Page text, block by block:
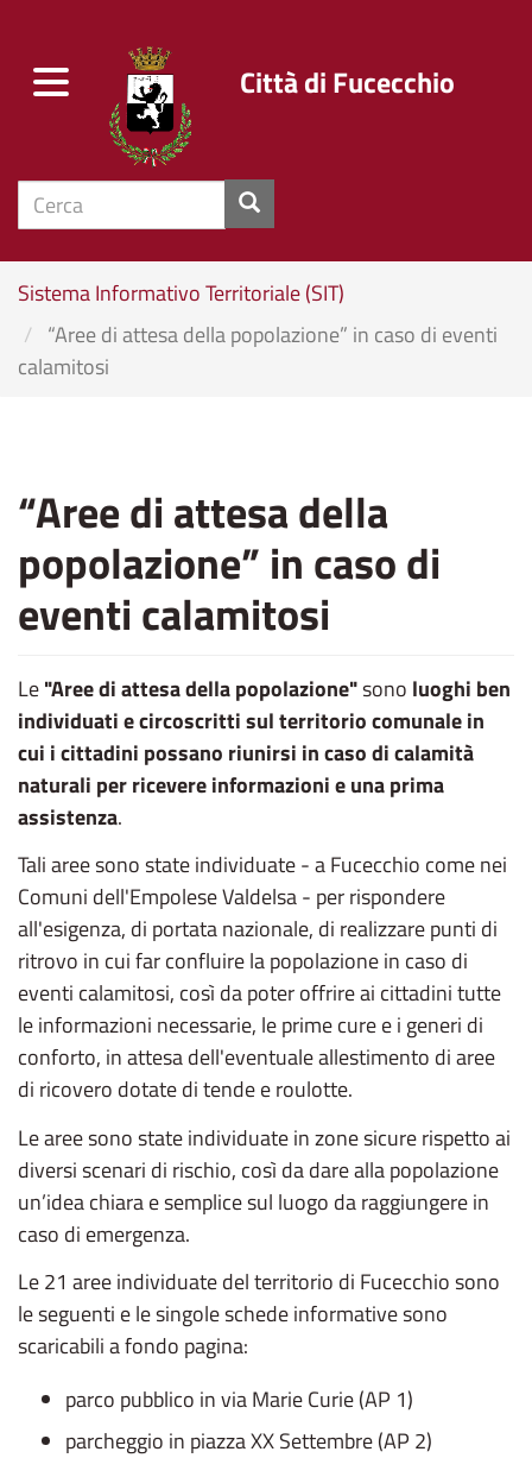
Salta
contenuto
principale
Sistema Informativo Territoriale (SIT)
“Aree di attesa della popolazione” in caso di eventi
calamitosi
Toggle
navigation
Città di Fucecchio
cerca
“Aree di attesa della
popolazione” in caso di
eventi calamitosi
Le"Aree di attesa della popolazione"sono luoghi ben
individuati e circoscritti sul territorio comunale in
cui i cittadini possano riunirsi in caso di calamità
naturali per ricevere informazioni e una prima
assistenza.
Tali aree sono state individuate - a Fucecchio come nei
Comuni dell'Empolese Valdelsa - per rispondere
all'esigenza, di portata nazionale, di realizzare punti di
ritrovo in cui far confluire la popolazione in caso di
eventi calamitosi, così da poter offrire ai cittadini tutte
le informazioni necessarie, le prime cure e i generi di
conforto, in attesa dell'eventuale allestimento di aree
di ricovero dotate di tende e roulotte.
Le aree sono state individuate in zone sicure rispetto ai
diversi scenari di rischio, così da dare alla popolazione
un’idea chiara e semplice sul luogo da raggiungere in
caso di emergenza.
Le 21 aree individuate del territorio di Fucecchio sono
le seguenti e le singole schede informative sono
scaricabili a fondo pagina:
parco pubblico in via Marie Curie (AP 1)
parcheggio in piazza XX Settembre (AP 2)